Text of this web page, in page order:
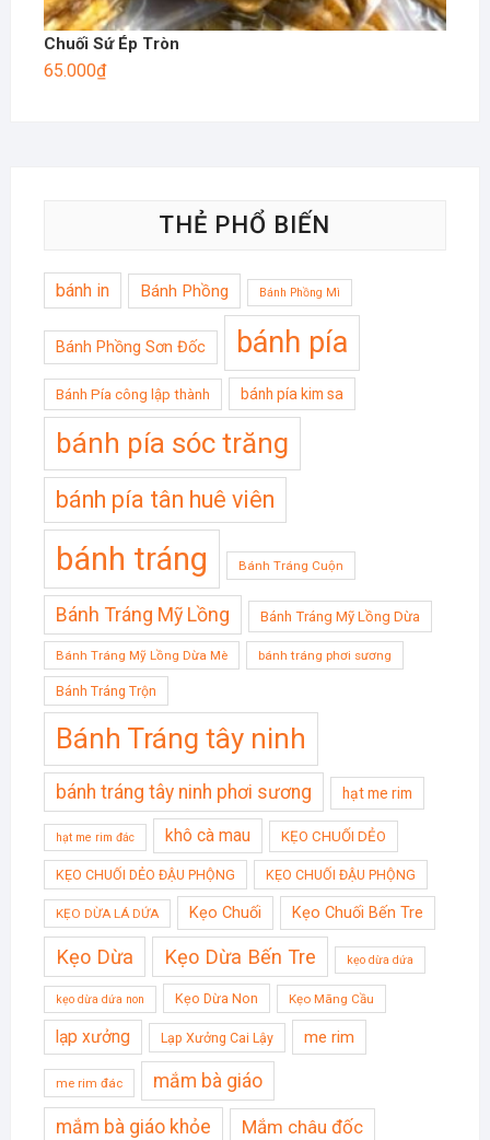
Chuối Sứ Ép Tròn
65.000₫
THẺ PHỔ BIẾN
bánh in Bánh Phồng Bánh Phồng Mì
Bánh Phồng Sơn Đốc bánh pía
Bánh Pía công lập thành bánh pía kim sa
bánh pía sóc trăng
bánh pía tân huê viên
bánh tráng Bánh Tráng Cuộn
Bánh Tráng Mỹ Lồng Bánh Tráng Mỹ Lồng Dừa
Bánh Tráng Mỹ Lồng Dừa Mè bánh tráng phơi sương
Bánh Tráng Trộn
Bánh Tráng tây ninh
bánh tráng tây ninh phơi sương hạt me rim
hạt me rim đác khô cà mau KẸO CHUỐI DẺO
KẸO CHUỐI DẺO ĐẬU PHỘNG KẸO CHUỐI ĐẬU PHỘNG
KẸO DỪA LÁ DỨA Kẹo Chuối Kẹo Chuối Bến Tre
Kẹo Dừa Kẹo Dừa Bến Tre kẹo dừa dứa
kẹo dừa dứa non Kẹo Dừa Non Kẹo Mãng Cầu
lạp xưởng Lạp Xưởng Cai Lậy me rim
me rim đác mắm bà giáo
mắm bà giáo khỏe Mắm châu đốc